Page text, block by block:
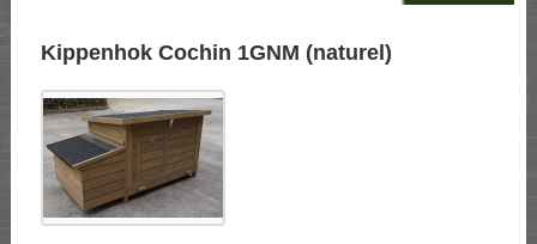
Kippenhok Cochin 1GNM (naturel)